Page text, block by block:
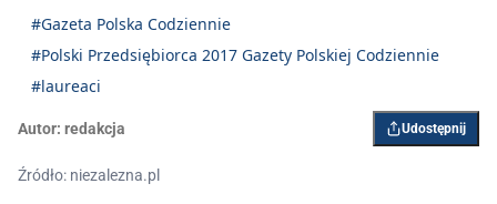
#Gazeta Polska Codziennie
#Polski Przedsiębiorca 2017 Gazety Polskiej Codziennie
#laureaci
Autor: redakcja Udostępnij
Źródło: niezalezna.pl